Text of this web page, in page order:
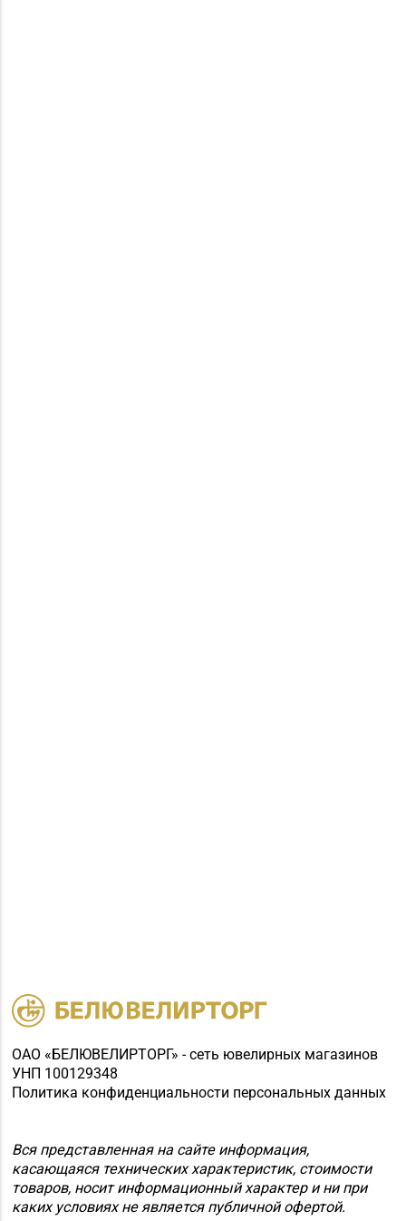
ОАО «БЕЛЮВЕЛИРТОРГ» - сеть ювелирных магазинов
УНП 100129348
Политика конфиденциальности персональных данных
Вся представленная на сайте информация,
касающаяся технических характеристик, стоимости
товаров, носит информационный характер и ни при
каких условиях не является публичной офертой.